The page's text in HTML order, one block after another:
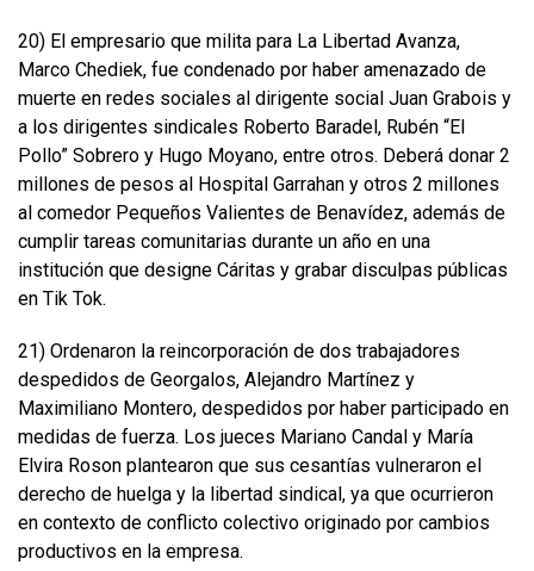
20) El empresario que milita para La Libertad Avanza,
Marco Chediek, fue condenado por haber amenazado de
muerte en redes sociales al dirigente social Juan Grabois y
a los dirigentes sindicales Roberto Baradel, Rubén “El
Pollo” Sobrero y Hugo Moyano, entre otros. Deberá donar 2
millones de pesos al Hospital Garrahan y otros 2 millones
al comedor Pequeños Valientes de Benavídez, además de
cumplir tareas comunitarias durante un año en una
institución que designe Cáritas y grabar disculpas públicas
en Tik Tok.
21) Ordenaron la reincorporación de dos trabajadores
despedidos de Georgalos, Alejandro Martínez y
Maximiliano Montero, despedidos por haber participado en
medidas de fuerza. Los jueces Mariano Candal y María
Elvira Roson plantearon que sus cesantías vulneraron el
derecho de huelga y la libertad sindical, ya que ocurrieron
en contexto de conflicto colectivo originado por cambios
productivos en la empresa.